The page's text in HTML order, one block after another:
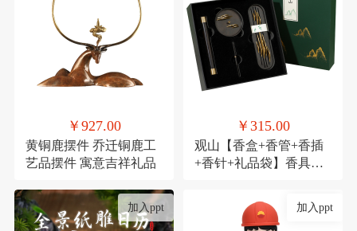
￥927.00
黄铜鹿摆件 乔迁铜鹿工
艺品摆件 寓意吉祥礼品
￥315.00
观山【香盒+香管+香插
+香针+礼品袋】香具商
加入ppt 加入ppt